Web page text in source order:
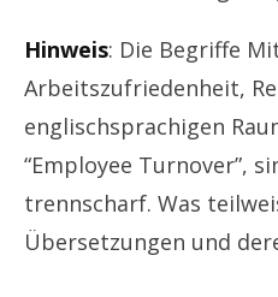
Hinweis: Die Begriffe
Arbeitszufriedenheit,
englischsprachigen
“Employee Turnover”,
trennscharf. Was
Übersetzungen und